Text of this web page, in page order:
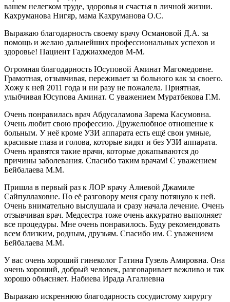
вашем нелегком труде, здоровья и счастья в личной жизни.
Кахруманова Нигяр, мама Кахруманова О.С.
Выражаю благодарность своему врачу Османовой Д.А. за
помощь и желаю дальнейших профессиональных успехов и
здоровье! Пациент Гаджиахмедов М-М.
Огромная благодарность Юсуповой Аминат Магомедовне.
Грамотная, отзывчивая, переживает за больного как за своего.
Хожу к ней 2011 года и ни разу не пожалела. Приятная,
улыбчивая Юсупова Аминат. С уважением Муратбекова Г.М.
Очень понравилась врач Абдусаламова Зарема Касумовна.
Очень любит свою профессию. Дружелюбное отношение к
больным. У неё кроме УЗИ аппарата есть ещё свои умные,
красивые глаза и голова, которые видят и без УЗИ аппарата.
Очень нравятся такие врачи, которые докапываются до
причины заболевания. Спасибо таким врачам! С уважением
Бейбалаева М.М.
Пришла в первый раз к ЛОР врачу Алиевой Джамиле
Сайпуллаховне. По её разговору меня сразу потянуло к ней.
Очень внимательно выслушала и сразу начала лечение. Очень
отзывчивая врач. Медсестра тоже очень аккуратно выполняет
все процедуры. Мне очень понравилось. Буду рекомендовать
всем близким, родным, друзьям. Спасибо им. С уважением
Бейбалаева М.М.
У вас очень хороший гинеколог Гатина Гузель Амировна. Она
очень хороший, добрый человек, разговаривает вежливо и так
хорошо объясняет. Набиева Ирада Агалиевна
Выражаю искреннюю благодарность сосудистому хирургу